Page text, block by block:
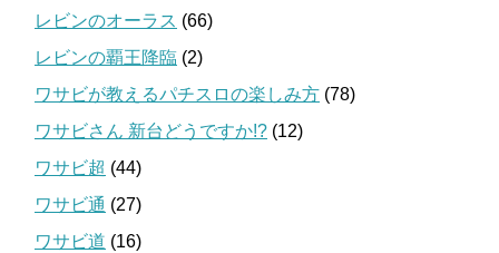
レビンのオーラス (66)
レビンの覇王降臨 (2)
ワサビが教えるパチスロの楽しみ方 (78)
ワサビさん 新台どうですか!? (12)
ワサビ超 (44)
ワサビ通 (27)
ワサビ道 (16)